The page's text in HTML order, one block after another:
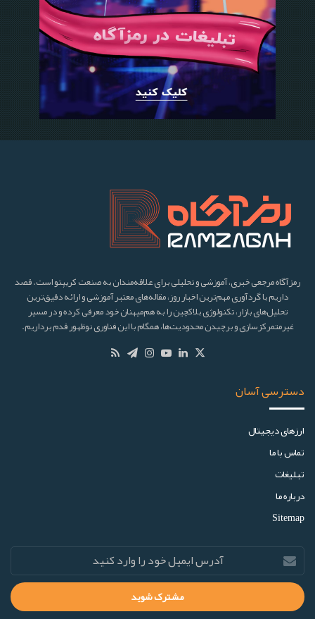
رمزآگاه مرجعی خبری، آموزشی و تحلیلی برای علاقه‌مندان به صنعت کریپتو است. قصد
داریم با گردآوری مهم‌ترین اخبار روز، مقاله‌های معتبر آموزشی و ارائه دقیق‌ترین
تحلیل‌های بازار، تکنولوژی بلاکچین را به هم‌میهنان خود معرفی کرده و در مسیر
غیرمتمرکزسازی و برچیدن محدودیت‌ها، همگام با این فناوری نوظهور قدم برداریم.
دسترسی آسان
ارز‌های دیجیتال
تماس با ما
تبلیغات
درباره ما
Sitemap